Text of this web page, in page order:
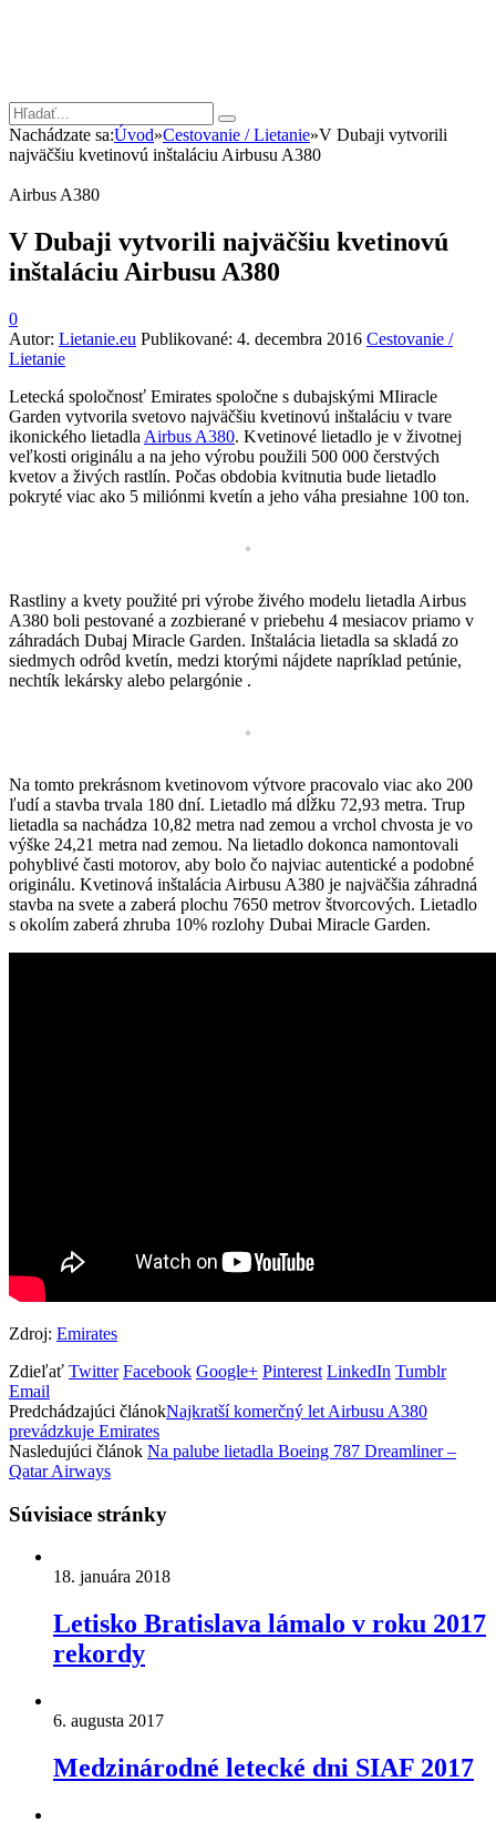
Nachádzate sa:Úvod»Cestovanie / Lietanie»V Dubaji vytvorili
najväčšiu kvetinovú inštaláciu Airbusu A380
Airbus A380
V Dubaji vytvorili najväčšiu kvetinovú
inštaláciu Airbusu A380
0
Autor: Lietanie.eu Publikované: 4. decembra 2016 Cestovanie /
Lietanie
Letecká spoločnosť Emirates spoločne s dubajskými MIiracle
Garden vytvorila svetovo najväčšiu kvetinovú inštaláciu v tvare
ikonického lietadla Airbus A380. Kvetinové lietadlo je v životnej
veľkosti originálu a na jeho výrobu použili 500 000 čerstvých
kvetov a živých rastlín. Počas obdobia kvitnutia bude lietadlo
pokryté viac ako 5 miliónmi kvetín a jeho váha presiahne 100 ton.
Rastliny a kvety použité pri výrobe živého modelu lietadla Airbus
A380 boli pestované a zozbierané v priebehu 4 mesiacov priamo v
záhradách Dubaj Miracle Garden. Inštalácia lietadla sa skladá zo
siedmych odrôd kvetín, medzi ktorými nájdete napríklad petúnie,
nechtík lekársky alebo pelargónie .
Na tomto prekrásnom kvetinovom výtvore pracovalo viac ako 200
ľudí a stavba trvala 180 dní. Lietadlo má dĺžku 72,93 metra. Trup
lietadla sa nachádza 10,82 metra nad zemou a vrchol chvosta je vo
výške 24,21 metra nad zemou. Na lietadlo dokonca namontovali
pohyblivé časti motorov, aby bolo čo najviac autentické a podobné
originálu. Kvetinová inštalácia Airbusu A380 je najväčšia záhradná
stavba na svete a zaberá plochu 7650 metrov štvorcových. Lietadlo
s okolím zaberá zhruba 10% rozlohy Dubai Miracle Garden.
Zdroj: Emirates
Zdieľať Twitter Facebook Google+ Pinterest LinkedIn Tumblr
Email
Predchádzajúci článokNajkratší komerčný let Airbusu A380
prevádzkuje Emirates
Nasledujúci článok Na palube lietadla Boeing 787 Dreamliner –
Qatar Airways
Súvisiace stránky
18. januára 2018
Letisko Bratislava lámalo v roku 2017
rekordy
6. augusta 2017
Medzinárodné letecké dni SIAF 2017